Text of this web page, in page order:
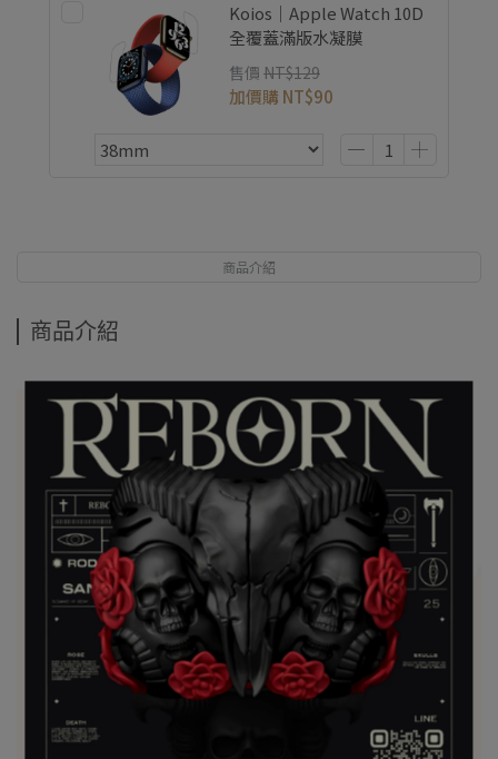
Koios｜Apple Watch 10D
全覆蓋滿版水凝膜
售價 NT$129
加價購 NT$90
商品介紹
商品介紹